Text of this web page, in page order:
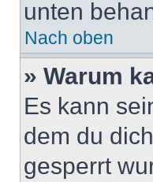
unten
Nach oben
» Warum
Es kann
dem du
gesperrt